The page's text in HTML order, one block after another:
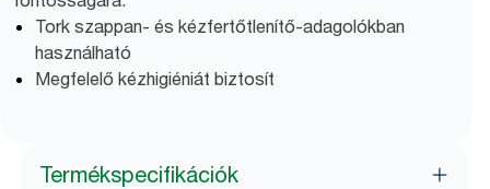
Tork szappan- és kézfertőtlenítő-adagolókban
használható
Megfelelő kézhigiéniát biztosít
Termékspecifikációk